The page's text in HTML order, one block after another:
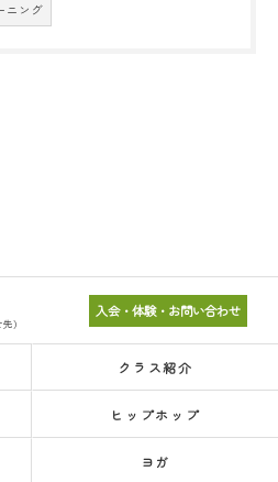
ニング
）
入会・体験・お問い合わせ
クラス紹介
ヒップホップ
ヨガ